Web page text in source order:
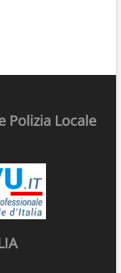
Polizia Locale